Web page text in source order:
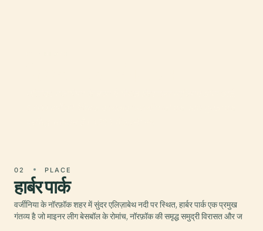
02 PLACE
हार्बर पार्क
वर्जीनिया के नॉरफ़ॉक शहर में सुंदर एलिज़ाबेथ नदी पर स्थित, हार्बर पार्क एक प्रमुख
गंतव्य है जो माइनर लीग बेसबॉल के रोमांच, नॉरफ़ॉक की समृद्ध समुद्री विरासत और ज